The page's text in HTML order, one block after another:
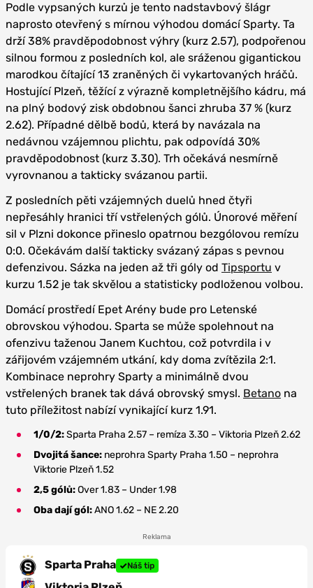
Podle vypsaných kurzů je tento nadstavbový šlágr
naprosto otevřený s mírnou výhodou domácí Sparty. Ta
drží 38% pravděpodobnost výhry (kurz 2.57), podpořenou
silnou formou z posledních kol, ale sráženou gigantickou
marodkou čítající 13 zraněných či vykartovaných hráčů.
Hostující Plzeň, těžící z výrazně kompletnějšího kádru, má
na plný bodový zisk obdobnou šanci zhruba 37 % (kurz
2.62). Případné dělbě bodů, která by navázala na
nedávnou vzájemnou plichtu, pak odpovídá 30%
pravděpodobnost (kurz 3.30). Trh očekává nesmírně
vyrovnanou a takticky svázanou partii.
Z posledních pěti vzájemných duelů hned čtyři
nepřesáhly hranici tří vstřelených gólů. Únorové měření
sil v Plzni dokonce přineslo opatrnou bezgólovou remízu
0:0. Očekávám další takticky svázaný zápas s pevnou
defenzivou. Sázka na jeden až tři góly od Tipsportu v
kurzu 1.52 je tak skvělou a statisticky podloženou volbou.
Domácí prostředí Epet Arény bude pro Letenské
obrovskou výhodou. Sparta se může spolehnout na
ofenzivu taženou Janem Kuchtou, což potvrdila i v
zářijovém vzájemném utkání, kdy doma zvítězila 2:1.
Kombinace neprohry Sparty a minimálně dvou
vstřelených branek tak dává obrovský smysl. Betano na
tuto příležitost nabízí vynikající kurz 1.91.
1/0/2:Sparta Praha 2.57 – remíza 3.30 – Viktoria Plzeň 2.62
Dvojitá šance: neprohra Sparty Praha 1.50 – neprohra
Viktorie Plzeň 1.52
2,5 gólů:Over 1.83 – Under 1.98
Oba dají gól:ANO 1.62 – NE 2.20
Reklama
Sparta Praha Náš tip